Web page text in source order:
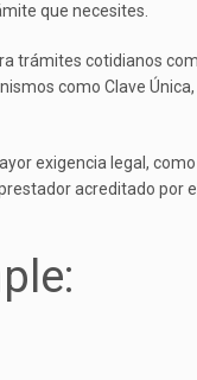
que necesites.
trámites cotidianos
como Clave
exigencia legal,
acreditado por